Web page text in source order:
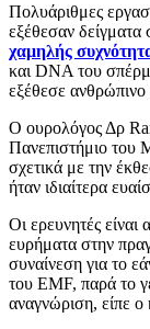
Πολυάριθμες
εξέθεσαν δείγματα
χαμηλής
και DNA του
εξέθεσε
Ο ουρολόγος Δρ
Πανεπιστήμιο του
σχετικά με την
ήταν ιδιαίτερα
Οι ερευνητές είναι
ευρήματα στην
συναίνεση για το
του EMF, παρά το
αναγνώριση, είπε